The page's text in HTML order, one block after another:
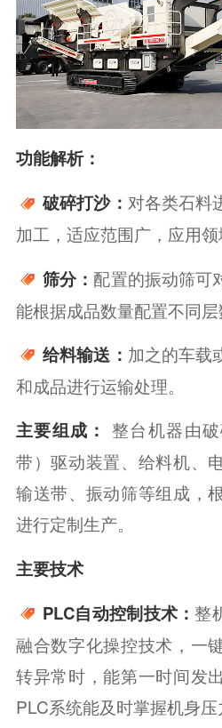
功能解析：
破碎打沙： 对各类石料
加工，适应范围广，应用领
筛分： 配置的振动筛可
能根据成品数量配置不同层
给料输送： 加之的车载
和成品进行运输处理。
主要组成： 整台机器由
带）驱动装置、给料机、
输送带、振动筛等组成，
进行定制生产。
主要技术
PLC自动控制技术：整
融合数字化操控技术，一
转异常时，能第一时间发
PLC系统能及时掌握机身压